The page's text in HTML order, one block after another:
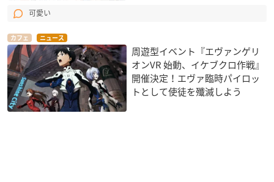
可愛い
カフェ ニュース
周遊型イベント『エヴァンゲリ
オンVR 始動、イケブクロ作戦』
開催決定！エヴァ臨時パイロッ
トとして使徒を殲滅しよう